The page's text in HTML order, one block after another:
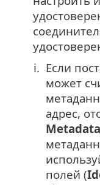
i. Если
может
адрес,
полей (